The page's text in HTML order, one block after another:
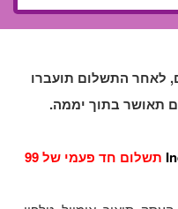
לאחר התשלום תועברו
תאושר בתוך יממה.
תשלום חד פעמי של 99